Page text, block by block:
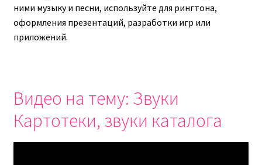
ними музыку и песни, используйте для рингтона,
оформления презентаций, разработки игр или
приложений.
Видео на тему: Звуки
Картотеки, звуки каталога